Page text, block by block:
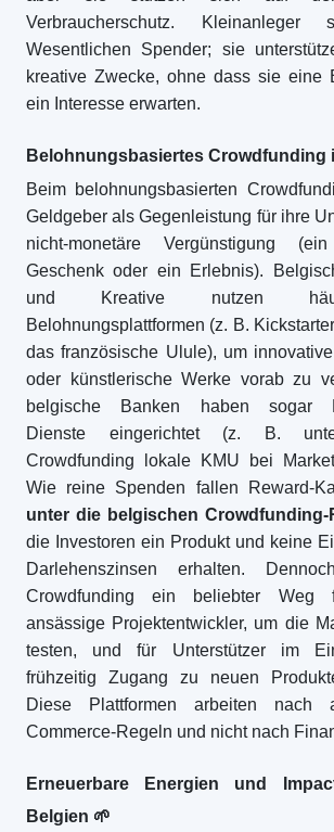
Verbraucherschutz.
Wesentlichen Spender; sie
kreative Zwecke, ohne dass sie eine
ein Interesse erwarten.
Belohnungsbasiertes Crowdfunding
Beim belohnungsbasierten
Geldgeber als Gegenleistung für ihre
nicht-monetäre Vergünstigung
Geschenk oder ein Erlebnis).
und Kreative nutzen
Belohnungsplattformen (z. B.
das französische Ulule), um
oder künstlerische Werke vorab zu
belgische Banken haben sogar
Dienste eingerichtet (z. B.
Crowdfunding lokale KMU bei
Wie reine Spenden fallen Reward-
unter die belgischen Crowdfunding-
die Investoren ein Produkt und keine
Darlehenszinsen erhalten.
Crowdfunding ein beliebter
ansässige Projektentwickler, um die
testen, und für Unterstützer im
frühzeitig Zugang zu neuen
Diese Plattformen arbeiten nach
Commerce-Regeln und nicht nach
Erneuerbare Energien und
Belgien 🌱